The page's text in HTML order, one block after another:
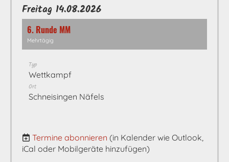
Freitag 14.08.2026
6. Runde MM
Mehrtägig
Typ
Wettkampf
Ort
Schneisingen Näfels
Termine abonnieren (in Kalender wie Outlook,
iCal oder Mobilgeräte hinzufügen)